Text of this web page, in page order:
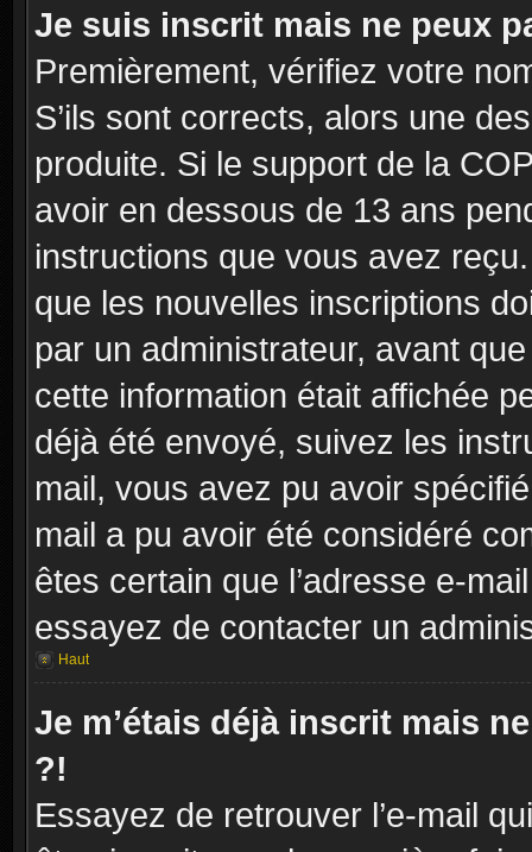
Je suis inscrit mais ne peux
Premièrement, vérifiez votre
S’ils sont corrects, alors une
produite. Si le support de la
avoir en dessous de 13 ans
instructions que vous avez
que les nouvelles inscriptions
par un administrateur, avant
cette information était affichée
déjà été envoyé, suivez les
mail, vous avez pu avoir
mail a pu avoir été considéré
êtes certain que l’adresse e-
essayez de contacter un
Haut
Je m’étais déjà inscrit mais
?!
Essayez de retrouver l’e-mail